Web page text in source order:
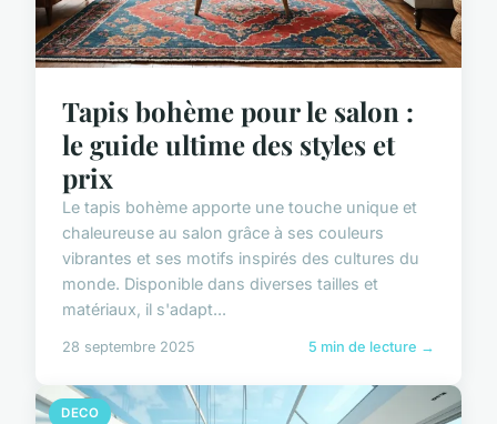
Tapis bohème pour le salon :
le guide ultime des styles et
prix
Le tapis bohème apporte une touche unique et
chaleureuse au salon grâce à ses couleurs
vibrantes et ses motifs inspirés des cultures du
monde. Disponible dans diverses tailles et
matériaux, il s'adapt...
28 septembre 2025 5 min de lecture →
DECO